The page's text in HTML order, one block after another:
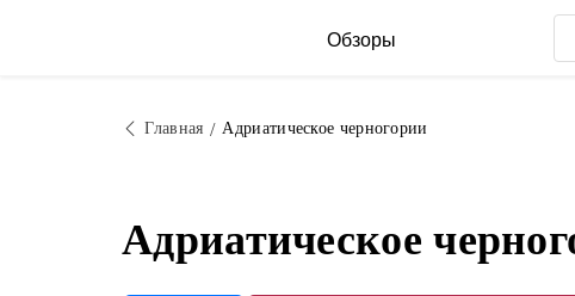
Обзоры
Главная Адриатическое черногории
Адриатическое